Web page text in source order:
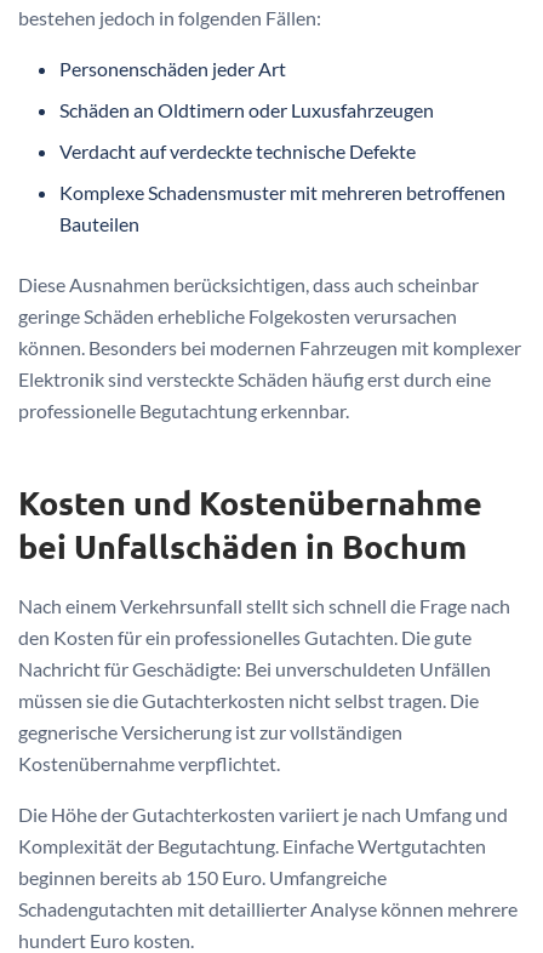
bestehen jedoch in folgenden Fällen:
Personenschäden jeder Art
Schäden an Oldtimern oder Luxusfahrzeugen
Verdacht auf verdeckte technische Defekte
Komplexe Schadensmuster mit mehreren betroffenen
Bauteilen
Diese Ausnahmen berücksichtigen, dass auch scheinbar
geringe Schäden erhebliche Folgekosten verursachen
können. Besonders bei modernen Fahrzeugen mit komplexer
Elektronik sind versteckte Schäden häufig erst durch eine
professionelle Begutachtung erkennbar.
Kosten und Kostenübernahme
bei Unfallschäden in Bochum
Nach einem Verkehrsunfall stellt sich schnell die Frage nach
den Kosten für ein professionelles Gutachten. Die gute
Nachricht für Geschädigte: Bei unverschuldeten Unfällen
müssen sie die Gutachterkosten nicht selbst tragen. Die
gegnerische Versicherung ist zur vollständigen
Kostenübernahme verpflichtet.
Die Höhe der Gutachterkosten variiert je nach Umfang und
Komplexität der Begutachtung. Einfache Wertgutachten
beginnen bereits ab 150 Euro. Umfangreiche
Schadengutachten mit detaillierter Analyse können mehrere
hundert Euro kosten.